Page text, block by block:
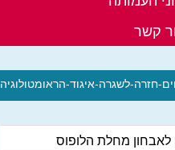
קשר
חזרה-לשגרה-איגוד-הראומטולוגיה
לאבחון מחלת הלופוס